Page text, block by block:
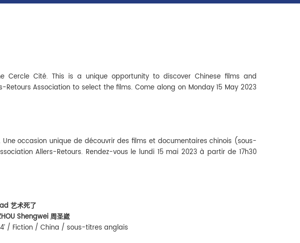
Cercle Cité. This is a unique opportunity to discover Chinese films and
Association to select the films. Come along on Monday 15 May 2023
occasion unique de découvrir des films et documentaires chinois (sous-
Allers-Retours. Rendez-vous le lundi 15 mai 2023 à partir de 17h30
艺术死了
Shengwei 周圣崴
/ Fiction / China / sous-titres anglais